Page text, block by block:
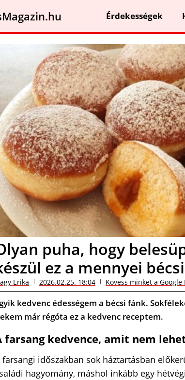
Érdekességek
puha, hogy
ez a mennyei
Erika 2026.02.25. 18:04 Kövess minket a Google
kedvenc édességem a bécsi fánk.
már régóta ez a kedvenc receptem.
farsang kedvence, amit nem
farsangi időszakban sok háztartásban
hagyomány, máshol inkább egy